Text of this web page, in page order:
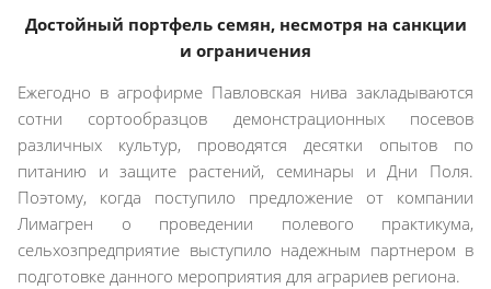
Достойный портфель семян, несмотря на санкции
и ограничения
Ежегодно в агрофирме Павловская нива закладываются
сотни сортообразцов демонстрационных посевов
различных культур, проводятся десятки опытов по
питанию и защите растений, семинары и Дни Поля.
Поэтому, когда поступило предложение от компании
Лимагрен о проведении полевого практикума,
сельхозпредприятие выступило надежным партнером в
подготовке данного мероприятия для аграриев региона.